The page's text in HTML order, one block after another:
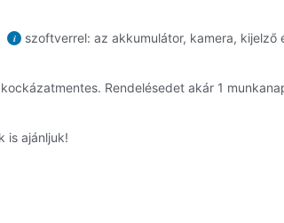
i
szoftverrel: az akkumulátor, kamera, kijelző
Rendelésedet akár 1
is ajánljuk!